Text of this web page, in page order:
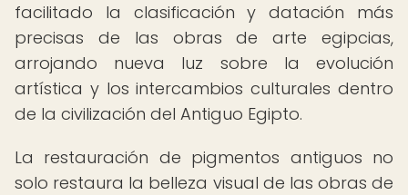
facilitado la clasificación y datación más
precisas de las obras de arte egipcias,
arrojando nueva luz sobre la evolución
artística y los intercambios culturales dentro
de la civilización del Antiguo Egipto.
La restauración de pigmentos antiguos no
solo restaura la belleza visual de las obras de